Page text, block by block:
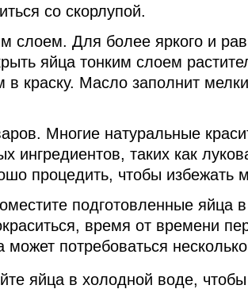
со скорлупой.
слоем. Для более яркого и
яйца тонким слоем
в краску. Масло заполнит
Многие натуральные
ингредиентов, таких как
процедить, чтобы избежать
подготовленные яйца
время от времени
может потребоваться
яйца в холодной воде,